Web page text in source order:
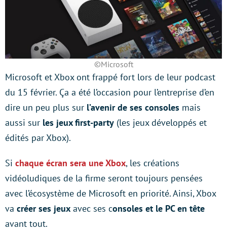
©Microsoft
Microsoft et Xbox ont frappé fort lors de leur podcast
du 15 février. Ça a été l’occasion pour l’entreprise d’en
dire un peu plus sur l’avenir de ses consoles mais
aussi sur les jeux first-party (les jeux développés et
édités par Xbox).
Si chaque écran sera une Xbox, les créations
vidéoludiques de la firme seront toujours pensées
avec l’écosystème de Microsoft en priorité. Ainsi, Xbox
va créer ses jeux avec ses consoles et le PC en tête
avant tout.